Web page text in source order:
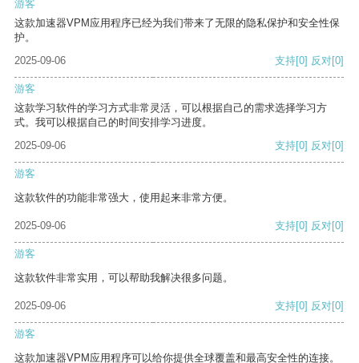
游客
这款加速器VPM应用程序已经为我们带来了无限的隐私保护和安全性保
护。
2025-09-06
支持[0] 反对[0]
游客
这款学习软件的学习方式非常灵活，可以根据自己的需求选择学习方
式。我可以根据自己的时间安排学习进度。
2025-09-06
支持[0] 反对[0]
游客
这款软件的功能非常强大，使用起来非常方便。
2025-09-06 支持[0] 反对[0]
游客
这款软件非常实用，可以帮助我解决很多问题。
2025-09-06 支持[0] 反对[0]
游客
这款加速器VPM应用程序可以给你提供全球覆盖和最高安全性的连接。